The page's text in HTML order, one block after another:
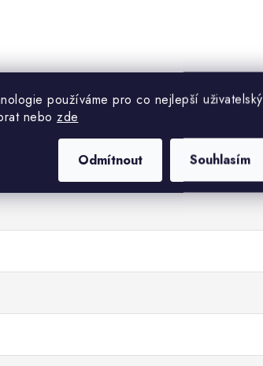
používáme pro co nejlepší uživatelský
nebo zde
Odmítnout Souhlasím